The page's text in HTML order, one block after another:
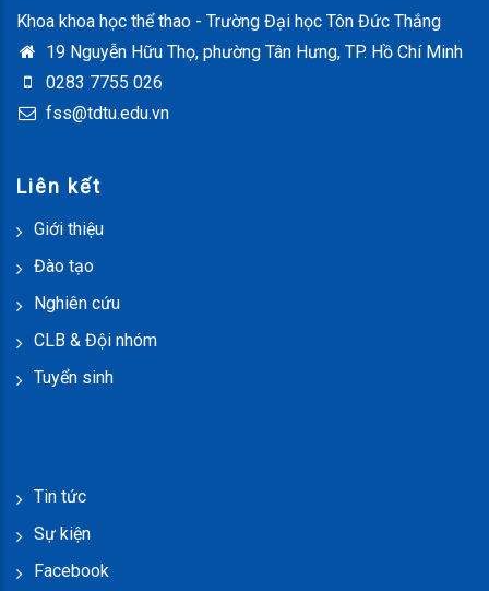
Khoa khoa học thể thao - Trường Đại học Tôn Đức Thắng
19 Nguyễn Hữu Thọ, phường Tân Hưng, TP. Hồ Chí Minh
0283 7755 026
fss@tdtu.edu.vn
Liên kết
Giới thiệu
Đào tạo
Nghiên cứu
CLB & Đội nhóm
Tuyển sinh
Tin tức
Sự kiện
Facebook